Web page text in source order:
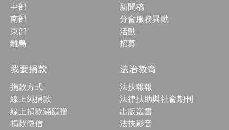
中部
南部
東部
離島
新聞稿
分會服務異動
活動
招募
我要捐款
捐款方式
線上純捐款
線上捐款滿額贈
捐款徵信
法治教育
法扶報報
法律扶助與社會期刊
出版叢書
法扶影音